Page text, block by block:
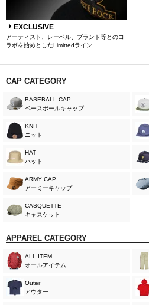
EXCLUSIVE
アーティスト、レーベル、ブランド等とのコ
ラボを始めとしたLimittedライン
CAP CATEGORY
BASEBALL CAP
ベースボールキャップ
KNIT
ニット
HAT
ハット
ARMY CAP
アーミーキャップ
CASQUETTE
キャスケット
APPAREL CATEGORY
ALL ITEM
オールアイテム
Outer
アウター